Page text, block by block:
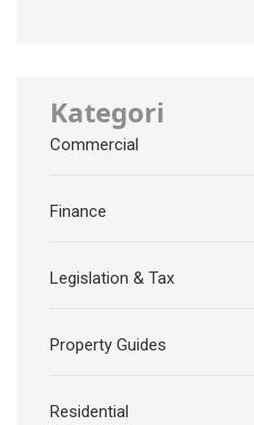
Kategori
Commercial
Finance
Legislation & Tax
Property Guides
Residential